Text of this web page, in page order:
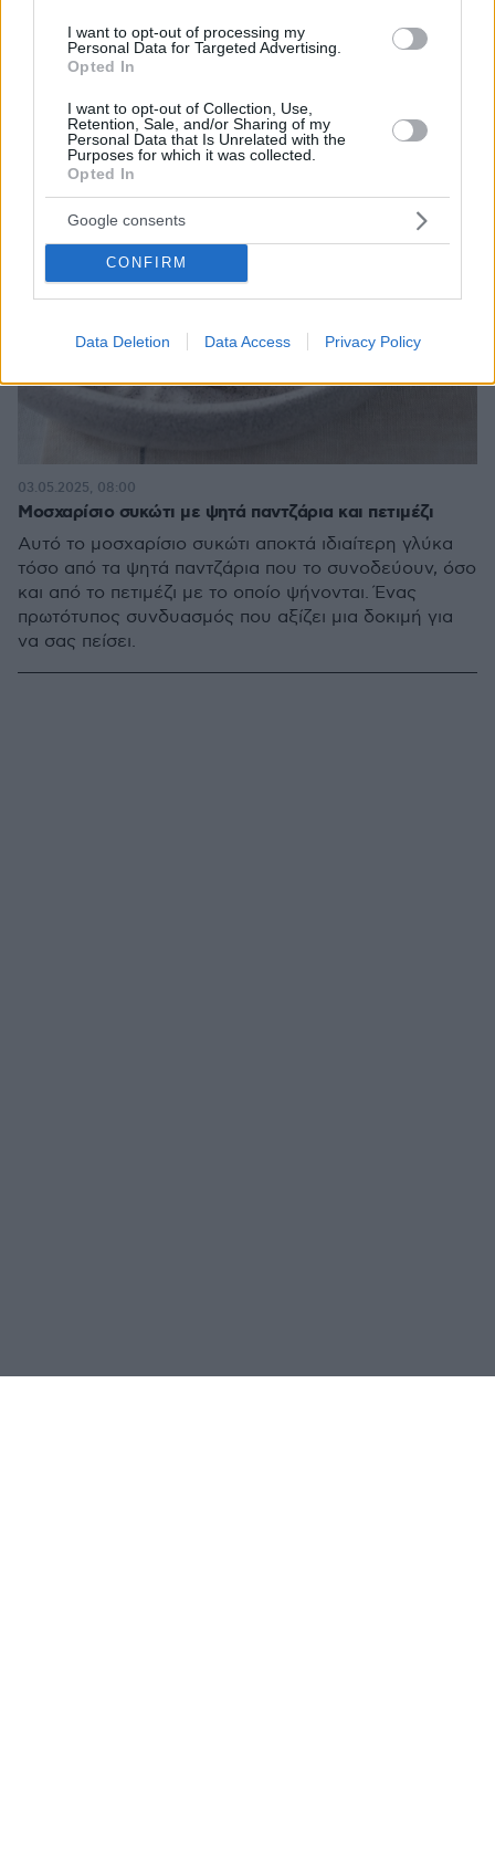
I want to opt-out of processing my
Personal Data for Targeted Advertising.
Opted In
I want to opt-out of Collection, Use,
Retention, Sale, and/or Sharing of my
Personal Data that Is Unrelated with the
Purposes for which it was collected.
Opted In
Google consents
CONFIRM
Data Deletion Data Access Privacy Policy
Μοσχαρίσιο συκώτι με ψητά παντζάρια και πετιμέζι
Αυτό το μοσχαρίσιο συκώτι αποκτά ιδιαίτερη γλύκα
τόσο από τα ψητά παντζάρια που το συνοδεύουν, όσο
και από το πετιμέζι με το οποίο ψήνονται. Ένας
πρωτότυπος συνδυασμός που αξίζει μια δοκιμή για
να σας πείσει.
03.05.2025, 08:00